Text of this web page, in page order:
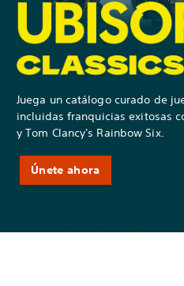
Juega un catálogo curado de
incluidas franquicias exitosas
y Tom Clancy's Rainbow Six.
Únete ahora